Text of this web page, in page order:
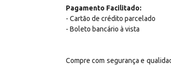
Pagamento Facilitado:
- Cartão de crédito parcelado
- Boleto bancário à vista
Compre com segurança e